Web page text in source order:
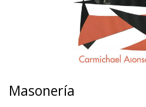
Masonería